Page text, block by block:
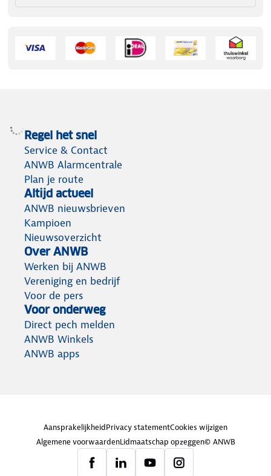
Regel het snel
Service & Contact
ANWB Alarmcentrale
Plan je route
Altijd actueel
ANWB nieuwsbrieven
Kampioen
Nieuwsoverzicht
Over ANWB
Werken bij ANWB
Vereniging en bedrijf
Voor de pers
Voor onderweg
Direct pech melden
ANWB Winkels
ANWB apps
AansprakelijkheidPrivacy statementCookies wijzigen
Algemene voorwaardenLidmaatschap opzeggen© ANWB